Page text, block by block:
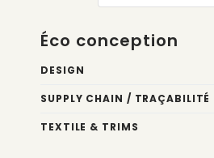
Éco conception
DESIGN
SUPPLY CHAIN / TRAÇABILITÉ
TEXTILE & TRIMS